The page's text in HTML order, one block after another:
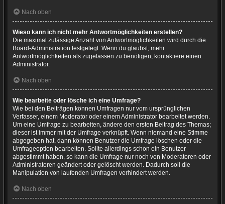
Nach oben
Wieso kann ich nicht mehr Antwortmöglichkeiten erstellen?
Die maximal zulässige Anzahl von Antwortmöglichkeiten wird durch die
Board-Administration festgelegt. Wenn du glaubst, mehr
Antwortmöglichkeiten als zugelassen zu benötigen, kontaktiere einen
Administrator.
Nach oben
Wie bearbeite oder lösche ich eine Umfrage?
Wie bei den Beiträgen können Umfragen nur vom ursprünglichen
Verfasser, einem Moderator oder einem Administrator bearbeitet werden.
Um eine Umfrage zu bearbeiten, ändere den ersten Beitrag des Themas;
dieser ist immer mit der Umfrage verknüpft. Wenn niemand eine Stimme
abgegeben hat, dann können Benutzer die Umfrage löschen oder die
Umfrageoption bearbeiten. Sollte allerdings schon ein Benutzer
abgestimmt haben, so kann die Umfrage nur noch von Moderatoren oder
Administratoren geändert oder gelöscht werden. Dadurch soll die
Manipulation von laufenden Umfragen verhindert werden.
Nach oben